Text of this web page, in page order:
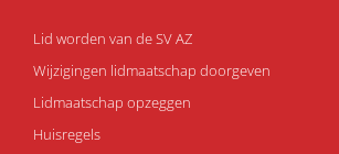
Lid worden van de SV AZ
Wijzigingen lidmaatschap doorgeven
Lidmaatschap opzeggen
Huisregels